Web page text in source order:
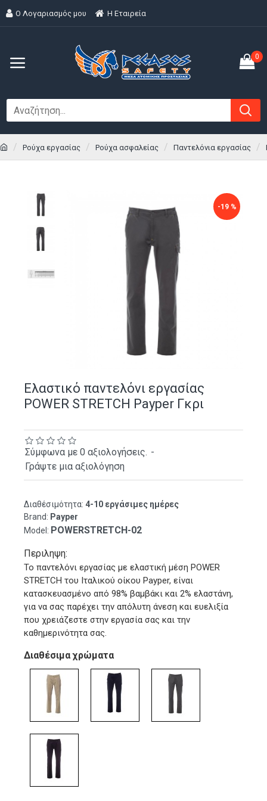
Ο Λογαριασμός μου H Εταιρεία
0
Ρούχα εργασίας Ρούχα ασφαλείας Παντελόνια εργασίας
-19 %
Ελαστικό παντελόνι εργασίας
POWER STRETCH Payper Γκρι
Διαθέσιμότητα: 4-10 εργάσιμες ημέρες
Brand: Payper
Model: POWERSTRETCH-02
Σύμφωνα με 0 αξιολογήσεις. -
Γράψτε μια αξιολόγηση
Περιληψη:
Το παντελόνι εργασίας με ελαστική μέση POWER
STRETCH του Ιταλικού οίκου Payper, είναι
κατασκευασμένο από 98% βαμβάκι και 2% ελαστάνη,
για να σας παρέχει την απόλυτη άνεση και ευελιξία
που χρειάζεστε στην εργασία σας και την
καθημερινότητα σας.
Διαθέσιμα χρώματα